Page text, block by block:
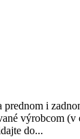
i
výrobcom (v
do...